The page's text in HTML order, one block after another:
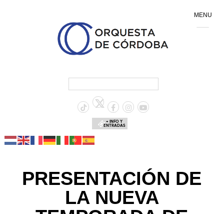
+ INFO Y
ENTRADAS
PRESENTACIÓN DE
LA NUEVA
MENU